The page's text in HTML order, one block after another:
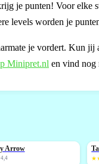
je punten! Voor elke
levels worden je
je vordert. Kun
Minipret.nl en vind nog
Arrow
4,4